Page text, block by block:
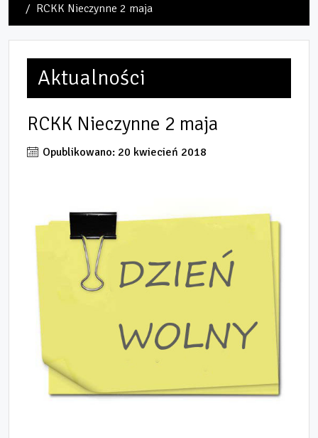
RCKK Nieczynne 2 maja
Aktualności
RCKK Nieczynne 2 maja
Opublikowano: 20 kwiecień 2018